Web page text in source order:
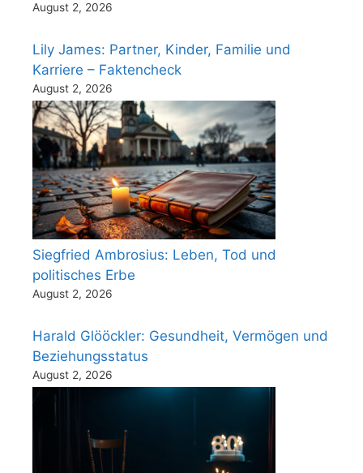
August 2, 2026
Lily James: Partner, Kinder, Familie und
Karriere – Faktencheck
August 2, 2026
Siegfried Ambrosius: Leben, Tod und
politisches Erbe
August 2, 2026
Harald Glööckler: Gesundheit, Vermögen und
Beziehungsstatus
August 2, 2026